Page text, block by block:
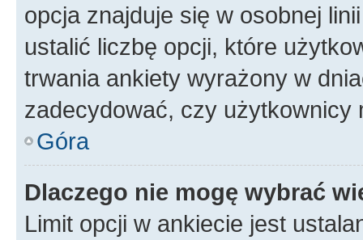
opcja znajduje się w osobnej
ustalić liczbę opcji, które
trwania ankiety wyrażony w
zadecydować, czy użytkownicy
Góra
Dlaczego nie mogę wybrać
Limit opcji w ankiecie jest